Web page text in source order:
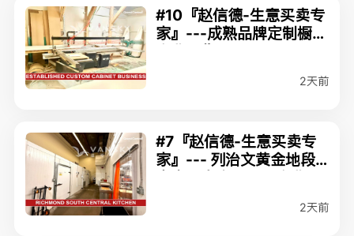
#10『赵信德-生意买卖专
家』---成熟品牌定制橱柜
2天前
#7『赵信德-生意买卖专
家』--- 列治文黄金地段
2天前